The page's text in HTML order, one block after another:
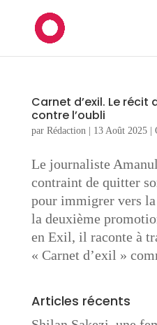
Carnet d’exil. Le
contre l’oubli
par Rédaction| 13 Août 2025|
Le journaliste
contraint de quitter
pour immigrer vers
la deuxième
en Exil, il raconte à
« Carnet d’exil »
Articles récents